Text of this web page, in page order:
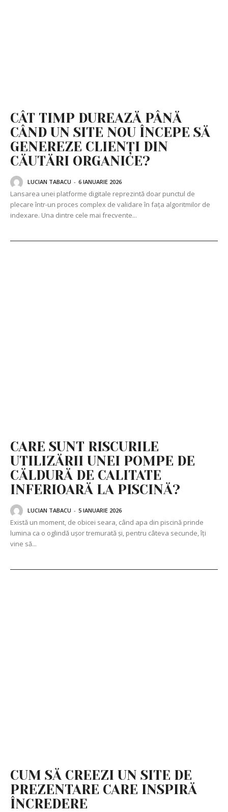
CÂT TIMP DUREAZĂ PÂNĂ
CÂND UN SITE NOU ÎNCEPE SĂ
GENEREZE CLIENȚI DIN
CĂUTĂRI ORGANICE?
LUCIAN TABACU - 6 IANUARIE 2026
Lansarea unei platforme digitale reprezintă doar punctul de
plecare într-un proces complex de validare în fața algoritmilor de
indexare. Una dintre cele mai frecvente...
CARE SUNT RISCURILE
UTILIZĂRII UNEI POMPE DE
CĂLDURĂ DE CALITATE
INFERIOARĂ LA PISCINĂ?
LUCIAN TABACU - 5 IANUARIE 2026
Există un moment, de obicei seara, când apa din piscină prinde
lumina ca o oglindă ușor tremurată și, pentru câteva secunde, îți
vine să...
CUM SĂ CREEZI UN SITE DE
PREZENTARE CARE INSPIRĂ
ÎNCREDERE